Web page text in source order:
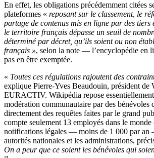
En effet, les obligations précédemment citées
plateformes « reposant sur le classement, le
partage de contenus mis en ligne par des tiers
le territoire français dépasse un seuil de
déterminé par décret, qu’ils soient ou non
français », selon la note — l’encyclopédie en
pas en être exemptée.
« Toutes ces régulations rajoutent des
explique Pierre-Yves Beaudouin, président de
EURACTIV. Wikipédia repose
modération communautaire par des bénévoles
directement des requêtes faites par le grand
compte seulement 13 employés dans le monde
notifications légales — moins de 1 000 par an
autorités nationales et les administrations,
On a peur que ce soient les bénévoles qui